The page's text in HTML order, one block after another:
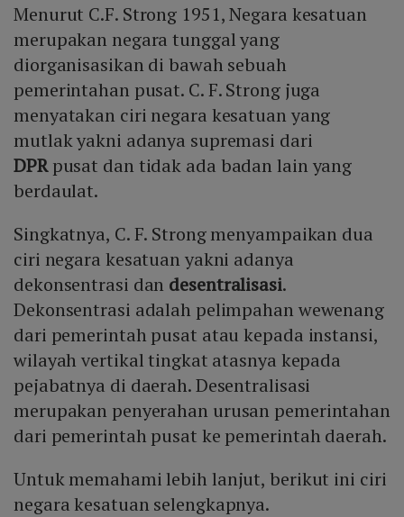
Menurut C.F. Strong 1951, Negara kesatuan
merupakan negara tunggal yang
diorganisasikan di bawah sebuah
pemerintahan pusat. C. F. Strong juga
menyatakan ciri negara kesatuan yang
mutlak yakni adanya supremasi dari
DPRpusat dan tidak ada badan lain yang
berdaulat.
Singkatnya, C. F. Strong menyampaikan dua
ciri negara kesatuan yakni adanya
dekonsentrasi dan desentralisasi.
Dekonsentrasi adalah pelimpahan wewenang
dari pemerintah pusat atau kepada instansi,
wilayah vertikal tingkat atasnya kepada
pejabatnya di daerah. Desentralisasi
merupakan penyerahan urusan pemerintahan
dari pemerintah pusat ke pemerintah daerah.
Untuk memahami lebih lanjut, berikut ini ciri
negara kesatuan selengkapnya.